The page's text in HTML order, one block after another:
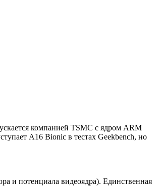
компанией TSMC с ядром ARM
A16 Bionic в тестах Geekbench, но
и потенциала видеоядра). Единственная